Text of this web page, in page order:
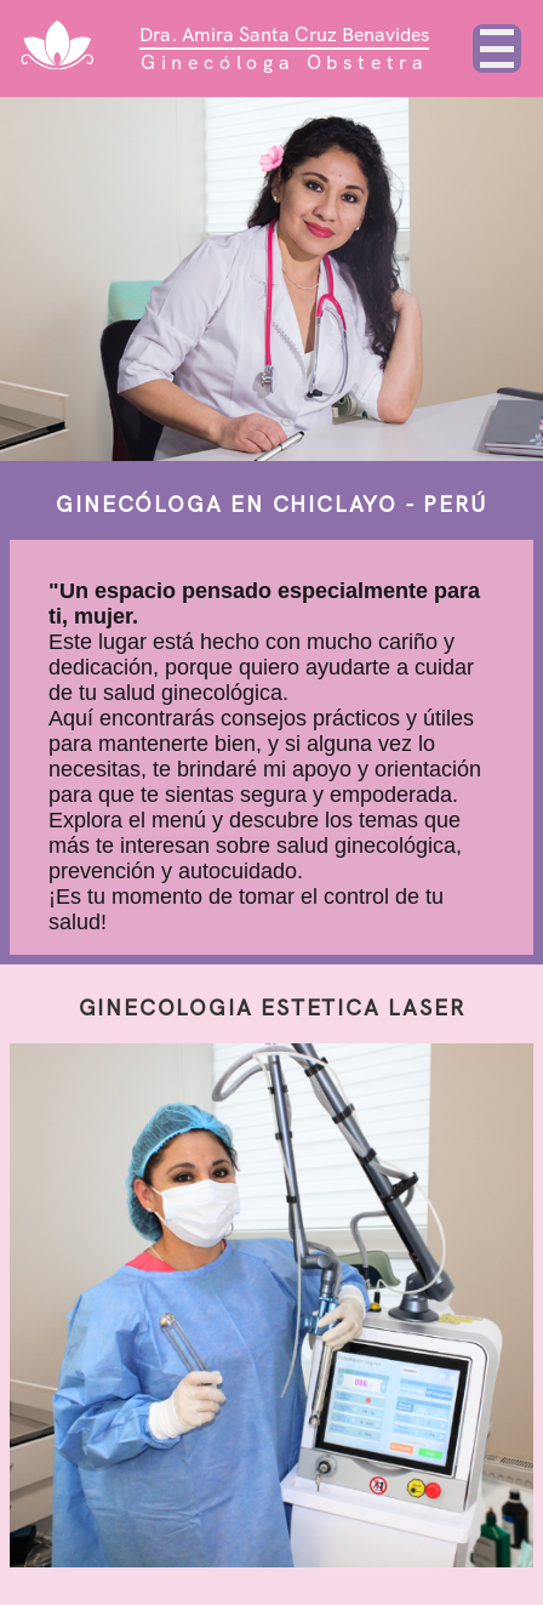
Dra. Amira Santa Cruz Benavides
Ginecóloga Obstetra
GINECÓLOGA EN CHICLAYO - PERÚ
"Un espacio pensado especialmente para
ti, mujer.
Este lugar está hecho con mucho cariño y
dedicación, porque quiero ayudarte a cuidar
de tu salud ginecológica.
Aquí encontrarás consejos prácticos y útiles
para mantenerte bien, y si alguna vez lo
necesitas, te brindaré mi apoyo y orientación
para que te sientas segura y empoderada.
Explora el menú y descubre los temas que
más te interesan sobre salud ginecológica,
prevención y autocuidado.
¡Es tu momento de tomar el control de tu
salud!
GINECOLOGIA ESTETICA LASER